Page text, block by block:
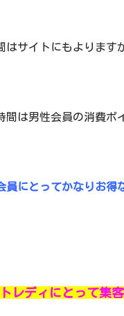
はサイトにもよります
間は男性会員の消費ポ
員にとってかなりお得
レディにとって集